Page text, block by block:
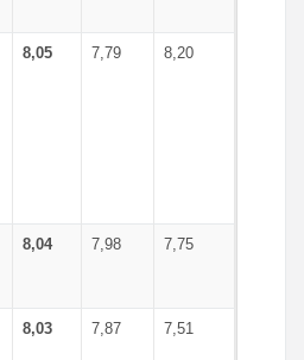
8,05 7,79 8,20
8,04 7,98 7,75
8,03 7,87 7,51